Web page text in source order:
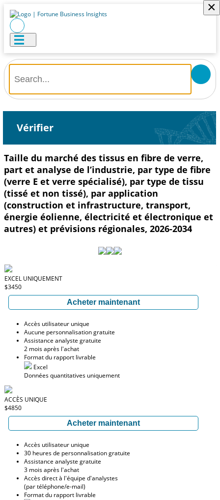
×
Vérifier
Taille du marché des tissus en fibre de verre,
part et analyse de l’industrie, par type de fibre
(verre E et verre spécialisé), par type de tissu
(tissé et non tissé), par application
(construction et infrastructure, transport,
énergie éolienne, électricité et électronique et
autres) et prévisions régionales, 2026-2034
EXCEL UNIQUEMENT
$3450
Acheter maintenant
Accès utilisateur unique
Aucune personnalisation gratuite
Assistance analyste gratuite
2 mois après l'achat
Format du rapport livrable
Excel
Données quantitatives uniquement
ACCÈS UNIQUE
$4850
Acheter maintenant
Accès utilisateur unique
30 heures de personnalisation gratuite
Assistance analyste gratuite
3 mois après l'achat
Accès direct à l'équipe d'analystes
(par téléphone/e-mail)
Format du rapport livrable